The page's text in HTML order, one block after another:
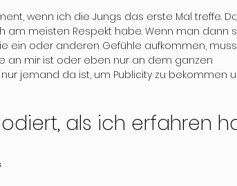
wenn ich die Jungs das erste Mal treffe.
am meisten Respekt habe. Wenn man dann
ein oder anderen Gefühle aufkommen,
an mir ist oder eben nur an dem ganzen
jemand da ist, um Publicity zu bekommen
als ich erfahren